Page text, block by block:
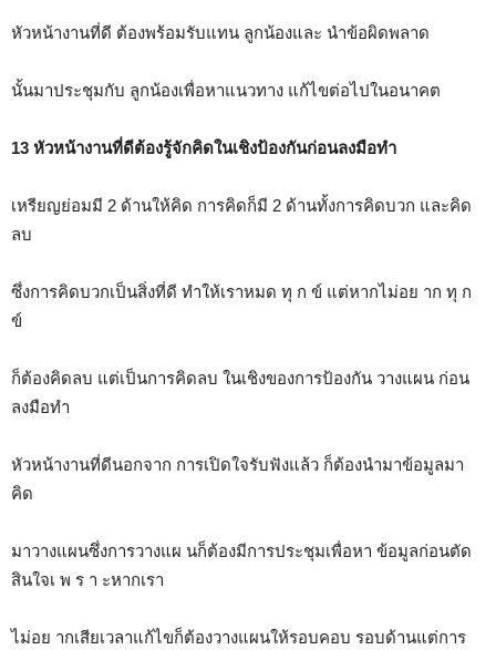
หัวหน้างานที่ดี ต้องพร้อมรับแทน ลูกน้องและ นำข้อผิดพลาด
นั้นมาประชุมกับ ลูกน้องเพื่อหาแนวทาง แก้ไขต่อไปในอนาคต
13 หัวหน้างานที่ดีต้องรู้จักคิดในเชิงป้องกันก่อนลงมือทำ
เหรียญย่อมมี 2 ด้านให้คิด การคิดก็มี 2 ด้านทั้งการคิดบวก และคิด
ลบ
ซึ่งการคิดบวกเป็นสิ่งที่ดี ทำให้เราหมด ทุ ก ข์ แต่หากไม่อย าก ทุ ก
ข์
ก็ต้องคิดลบ แต่เป็นการคิดลบ ในเชิงของการป้องกัน วางแผน ก่อน
ลงมือทำ
หัวหน้างานที่ดีนอกจาก การเปิดใจรับฟังแล้ว ก็ต้องนำมาข้อมูลมา
คิด
มาวางแผนซึ่งการวางแผ นก็ต้องมีการประชุมเพื่อหา ข้อมูลก่อนตัด
สินใจเ พ ร า ะหากเรา
ไม่อย ากเสียเวลาแก้ไขก็ต้องวางแผนให้รอบคอบ รอบด้านแต่การ